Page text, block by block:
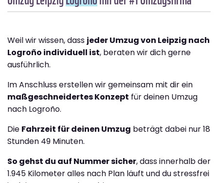
Weil wir wissen, dass jeder Umzug von Leipzig nach
Logroño individuell ist, beraten wir dich gerne
ausführlich.
Im Anschluss erstellen wir gemeinsam mit dir ein
maßgeschneidertes Konzept für deinen Umzug
nach Logroño.
Die Fahrzeit für deinen Umzug beträgt dabei nur 18
Stunden 49 Minuten.
So gehst du auf Nummer sicher, dass innerhalb der
1.945 Kilometer alles nach Plan läuft und du stressfrei